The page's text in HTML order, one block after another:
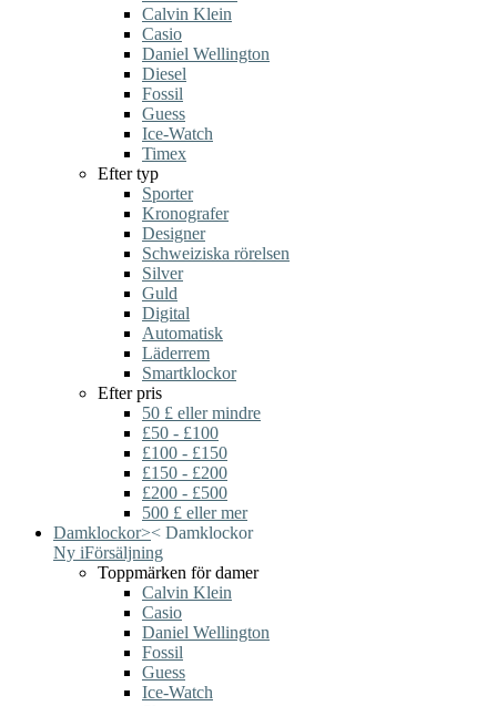
Calvin Klein
Casio
Daniel Wellington
Diesel
Fossil
Guess
Ice-Watch
Timex
Efter typ
Sporter
Kronografer
Designer
Schweiziska rörelsen
Silver
Guld
Digital
Automatisk
Läderrem
Smartklockor
Efter pris
50 £ eller mindre
£50 - £100
£100 - £150
£150 - £200
£200 - £500
500 £ eller mer
Damklockor>< Damklockor
Ny iFörsäljning
Toppmärken för damer
Calvin Klein
Casio
Daniel Wellington
Fossil
Guess
Ice-Watch